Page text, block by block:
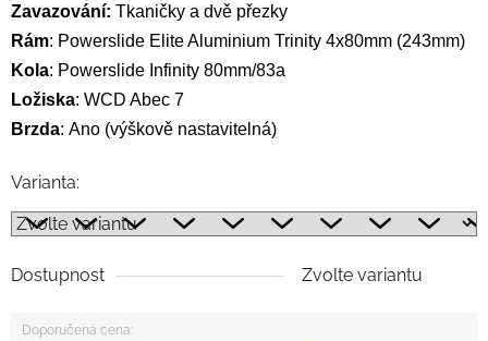
Zavazování: Tkaničky a dvě přezky
Rám: Powerslide Elite Aluminium Trinity 4x80mm (243mm)
Kola: Powerslide Infinity 80mm/83a
Ložiska: WCD Abec 7
Brzda: Ano (výškově nastavitelná)
Varianta:
Dostupnost Zvolte variantu